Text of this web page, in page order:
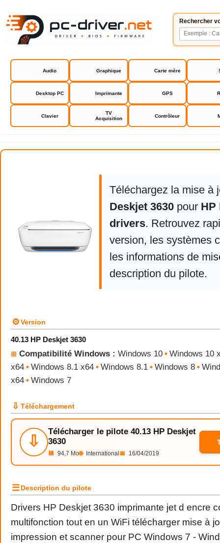
Rechercher
Audio Graphique Carte mère
Desktop PC Imprimante GPS
Clavier
TV
Acquisition
Contrôleur
HP Deskjet 3630 drivers
Téléchargez la mise à
Deskjet 3630 pour HP
drivers. Retrouvez
version, les systèmes
les informations de
description du pilote.
⚙Version
40.13 HP Deskjet 3630
⊞ Compatibilité Windows : Windows 10 • Windows 10
x64 • Windows 8.1 x64 • Windows 8.1 • Windows 8 •
x64 • Windows 7
⇩ Téléchargement
⇩
Télécharger le pilote 40.13 HP Deskjet
3630
💾 94,7 Mo🌐 International 📅 16/04/2019
☰Description du pilote
Drivers HP Deskjet 3630 imprimante jet d encre
multifonction tout en un WiFi télécharger mise à
impression et scanner pour PC Windows 7 -